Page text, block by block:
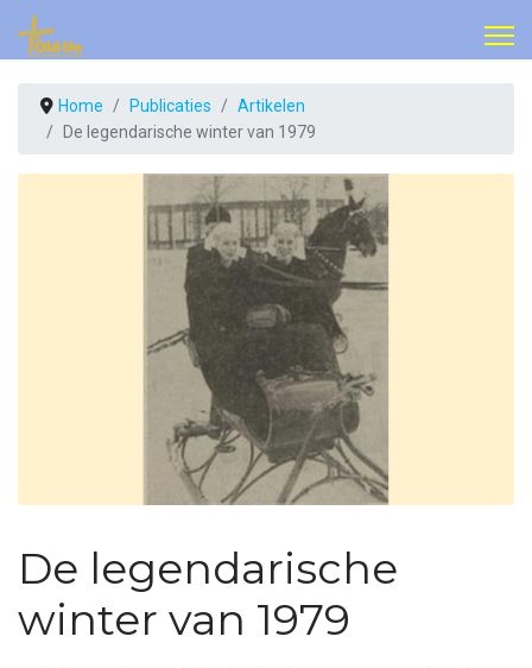
Home Publicaties
Artikelen
De legendarische winter van 1979
De legendarische
winter van 1979